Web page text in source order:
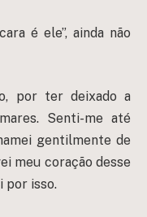
é ele”, ainda não
por ter deixado a
Senti-me até
gentilmente de
meu coração desse
por isso.